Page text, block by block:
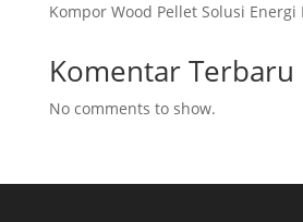
Kompor Wood Pellet Solusi Energi
Komentar Terbaru
No comments to show.